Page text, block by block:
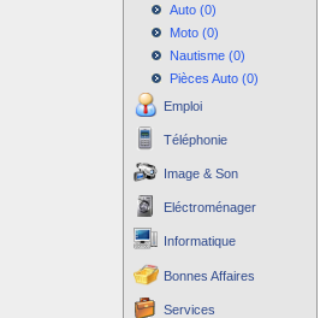
Auto (0)
Moto (0)
Nautisme (0)
Pièces Auto (0)
Emploi
Téléphonie
Image & Son
Eléctroménager
Informatique
Bonnes Affaires
Services